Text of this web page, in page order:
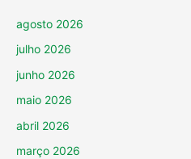
agosto 2026
julho 2026
junho 2026
maio 2026
abril 2026
março 2026